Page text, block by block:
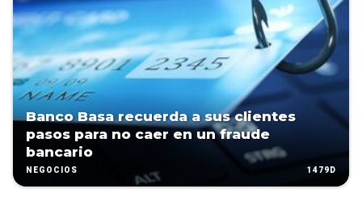
Banco Basa recuerda a sus clientes
pasos para no caer en un fraude
bancario
NEGOCIOS 1479D